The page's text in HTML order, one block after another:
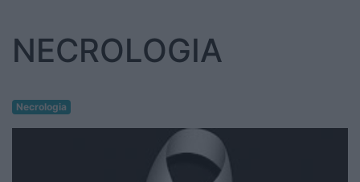
NECROLOGIA
Necrologia